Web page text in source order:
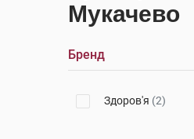
Мукачево
Бренд
Здоров'я (2)